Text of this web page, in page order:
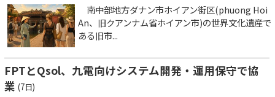
南中部地方ダナン市ホイアン街区(phuong Hoi
An、旧クアンナム省ホイアン市)の世界文化遺産で
ある旧市...
FPTとQsol、九電向けシステム開発・運用保守で協
業 (7日)